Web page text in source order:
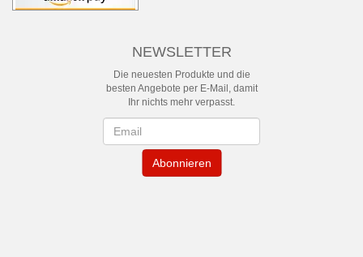
NEWSLETTER
Die neuesten Produkte und die
besten Angebote per E-Mail, damit
Ihr nichts mehr verpasst.
Abonnieren